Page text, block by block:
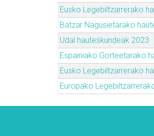
Eusko Legebiltzarrerako
Batzar Nagusietarako
Udal hauteskundeak 2023
Espainiako Gorteetarako
Eusko Legebiltzarrerako
Europako